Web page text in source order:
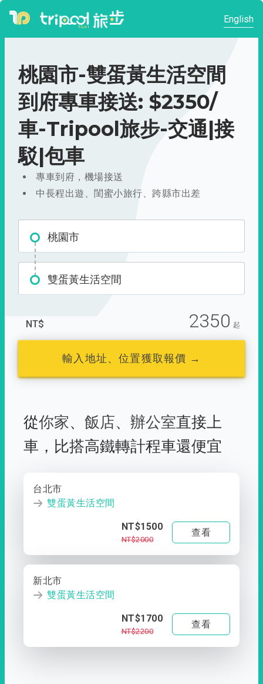
English
桃園市-雙蛋黃生活空間
到府專車接送: $2350/
車-Tripool旅步-交通|接
駁|包車
專車到府，機場接送
中長程出遊、閨蜜小旅行、跨縣市出差
桃園市
雙蛋黃生活空間
NT$ 2350 起
輸入地址、位置獲取報價 →
從你家、 飯店、 辦公室直接上
車， 比搭高鐵轉計程車還便宜
台北市
雙蛋黃生活空間
NT$1500
NT$2000
查看
新北市
雙蛋黃生活空間
NT$1700
NT$2200
查看